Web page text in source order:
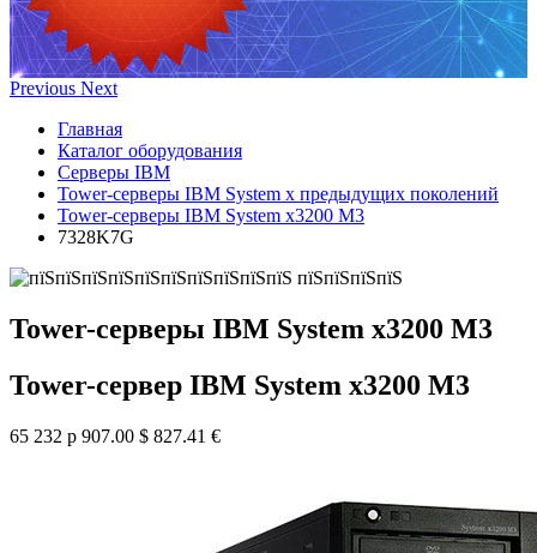
Previous Next
Главная
Каталог оборудования
Серверы IBM
Tower-серверы IBM System x предыдущих поколений
Tower-серверы IBM System x3200 M3
7328K7G
Tower-серверы IBM System x3200 M3
Tower-сервер IBM System x3200 M3
65 232 р 907.00 $ 827.41 €